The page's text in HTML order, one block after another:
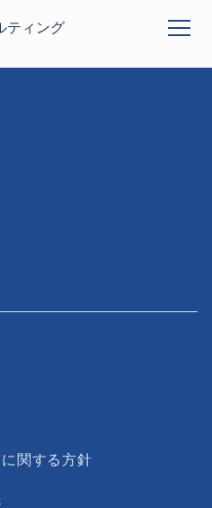
ティング メニュー
in
関する方針